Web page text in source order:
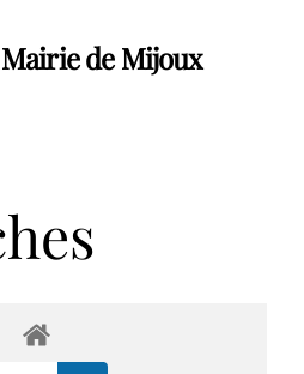
Mairie de Mijoux